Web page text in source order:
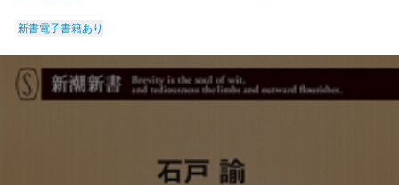
新書電子書籍あり